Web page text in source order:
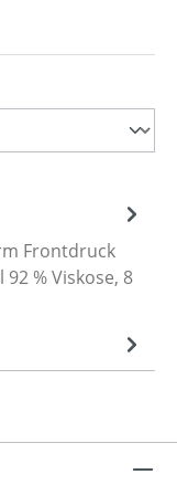
Frontdruck
% Viskose, 8